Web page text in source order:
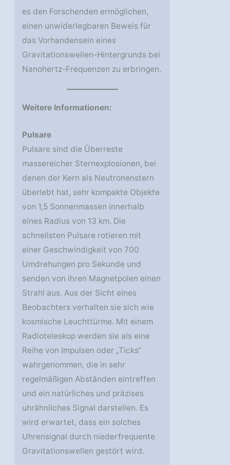
es den Forschenden ermöglichen,
einen unwiderlegbaren Beweis für
das Vorhandensein eines
Gravitationswellen-Hintergrunds bei
Nanohertz-Frequenzen zu erbringen.
Weitere Informationen:
Pulsare
Pulsare sind die Überreste
massereicher Sternexplosionen, bei
denen der Kern als Neutronenstern
überlebt hat, sehr kompakte Objekte
von 1,5 Sonnenmassen innerhalb
eines Radius von 13 km. Die
schnellsten Pulsare rotieren mit
einer Geschwindigkeit von 700
Umdrehungen pro Sekunde und
senden von ihren Magnetpolen einen
Strahl aus. Aus der Sicht eines
Beobachters verhalten sie sich wie
kosmische Leuchttürme. Mit einem
Radioteleskop werden sie als eine
Reihe von Impulsen oder „Ticks“
wahrgenommen, die in sehr
regelmäßigen Abständen eintreffen
und ein natürliches und präzises
uhrähnliches Signal darstellen. Es
wird erwartet, dass ein solches
Uhrensignal durch niederfrequente
Gravitationswellen gestört wird.